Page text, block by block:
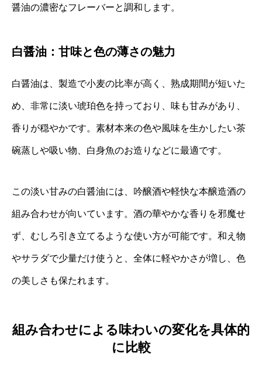
醤油の濃密なフレーバーと調和します。
白醤油：甘味と色の薄さの魅力
白醤油は、製造で小麦の比率が高く、熟成期間が短いた
め、非常に淡い琥珀色を持っており、味も甘みがあり、
香りが穏やかです。素材本来の色や風味を生かしたい茶
碗蒸しや吸い物、白身魚のお造りなどに最適です。
この淡い甘みの白醤油には、吟醸酒や軽快な本醸造酒の
組み合わせが向いています。酒の華やかな香りを邪魔せ
ず、むしろ引き立てるような使い方が可能です。和え物
やサラダで少量だけ使うと、全体に軽やかさが増し、色
の美しさも保たれます。
組み合わせによる味わいの変化を具体的
に比較